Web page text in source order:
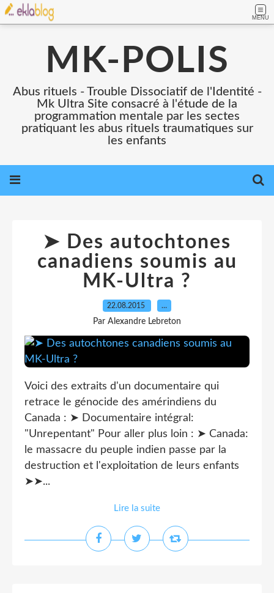
MENU
MK-POLIS
Abus rituels - Trouble Dissociatif de l'Identité -
Mk Ultra Site consacré à l'étude de la
programmation mentale par les sectes
pratiquant les abus rituels traumatiques sur
les enfants
➤ Des autochtones
canadiens soumis au
MK-Ultra ?
22.08.2015 …
Par Alexandre Lebreton
Voici des extraits d'un documentaire qui
retrace le génocide des amérindiens du
Canada : ➤ Documentaire intégral:
"Unrepentant" Pour aller plus loin : ➤ Canada:
le massacre du peuple indien passe par la
destruction et l'exploitation de leurs enfants
➤➤...
Lire la suite